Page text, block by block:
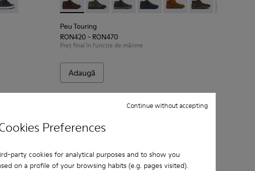
Preferences
party cookies for analytical purposes and to show you
on a profile of your browsing habits (e.g. pages visited).
Continue without accepting
copii.010
- K800548-004
Drift Trail - K800548-001
004 003
- K900337-001Peu Touring - K900251-017 - Burgundy
Peu Touring - K900251-019
Peu Touring - K900251-018
Peu Touring - K900251-014
Peu Touring - K900251-013
Peu Touring -
Peu
Peu Touring
RON420 - RON470
Preț final în funcție de mărime
Adaugă